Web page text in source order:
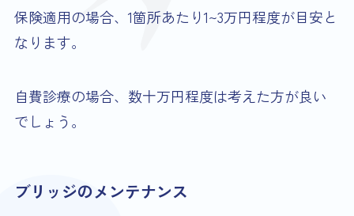
保険適用の場合、1箇所あたり1~3万円程度が目安と
なります。
自費診療の場合、数十万円程度は考えた方が良い
でしょう。
ブリッジのメンテナンス